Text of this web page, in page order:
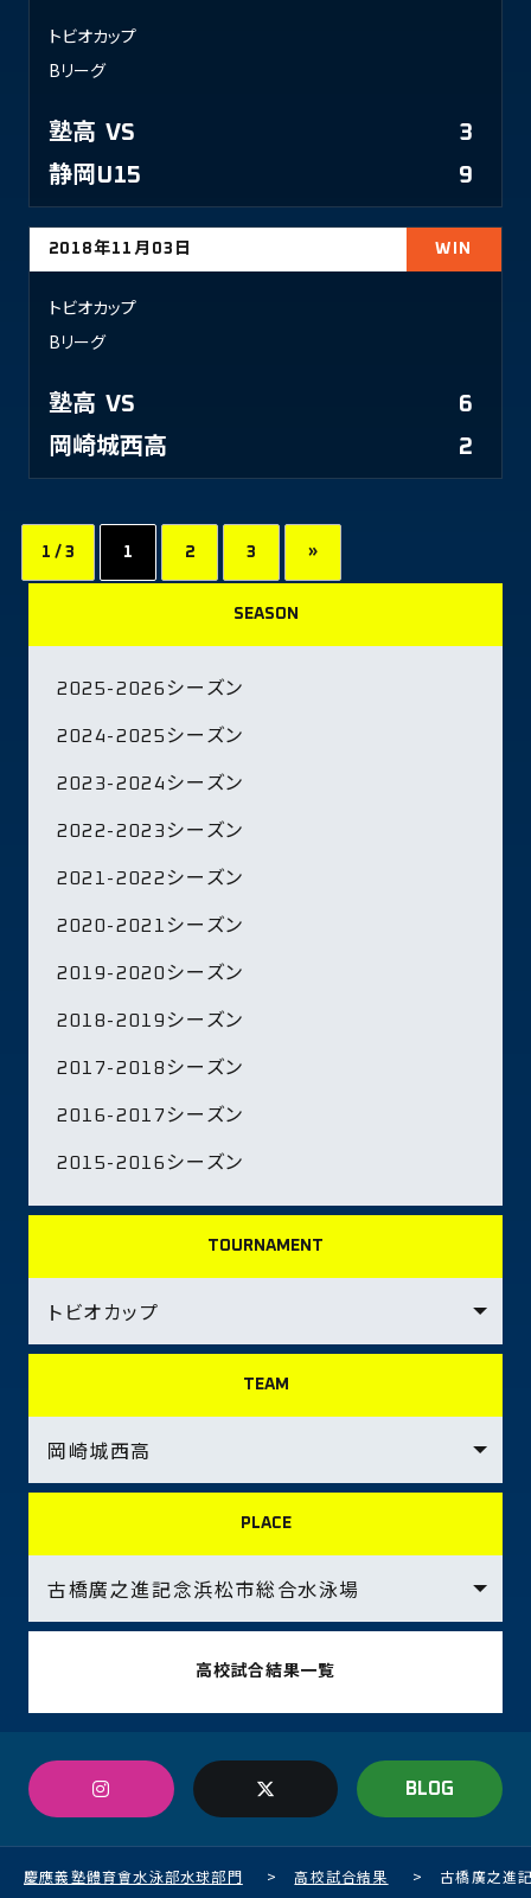
トビオカップ
Bリーグ
塾高 VS
3
静岡U15
9
2018年11月03日 WIN
トビオカップ
Bリーグ
塾高 VS
6
岡崎城西高
2
1 / 3 1 2 3 »
SEASON
2025-2026シーズン
2024-2025シーズン
2023-2024シーズン
2022-2023シーズン
2021-2022シーズン
2020-2021シーズン
2019-2020シーズン
2018-2019シーズン
2017-2018シーズン
2016-2017シーズン
2015-2016シーズン
TOURNAMENT
TEAM
PLACE
高校試合結果一覧
BLOG
慶應義塾體育會水泳部水球部門 > 高校試合結果 > 古橋廣之進